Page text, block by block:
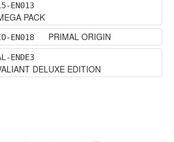
EN013
PACK
EN018 PRIMAL ORIGIN
ENDE3
DELUXE EDITION